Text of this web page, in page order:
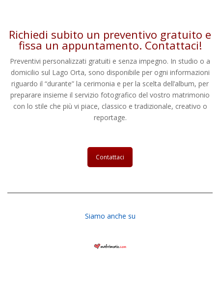
Richiedi subito un preventivo gratuito e
fissa un appuntamento. Contattaci!
Preventivi personalizzati gratuiti e senza impegno. In studio o a
domicilio sul Lago Orta, sono disponibile per ogni informazioni
riguardo il “durante” la cerimonia e per la scelta dell’album, per
preparare insieme il servizio fotografico del vostro matrimonio
con lo stile che più vi piace, classico e tradizionale, creativo o
reportage.
Contattaci
Siamo anche su